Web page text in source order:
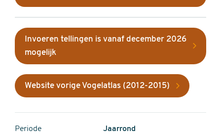
Invoeren tellingen is vanaf december 2026
mogelijk
Website vorige Vogelatlas (2012-2015)
Periode Jaarrond